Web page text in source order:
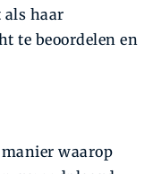
als haar
te beoordelen en
waarop